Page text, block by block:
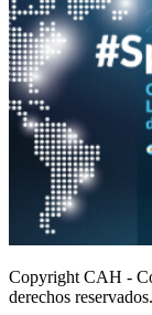
Copyright CAH -
derechos reservados.